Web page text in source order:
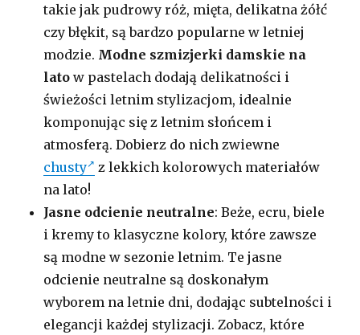
takie jak pudrowy róż, mięta, delikatna żółć
czy błękit, są bardzo popularne w letniej
modzie. Modne szmizjerki damskie na
lato w pastelach dodają delikatności i
świeżości letnim stylizacjom, idealnie
komponując się z letnim słońcem i
atmosferą. Dobierz do nich zwiewne
chusty
z lekkich kolorowych materiałów
na lato!
Jasne odcienie neutralne: Beże, ecru, biele
i kremy to klasyczne kolory, które zawsze
są modne w sezonie letnim. Te jasne
odcienie neutralne są doskonałym
wyborem na letnie dni, dodając subtelności i
elegancji każdej stylizacji. Zobacz, które